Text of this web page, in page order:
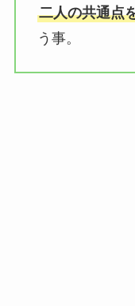
二人の共通点
う事。